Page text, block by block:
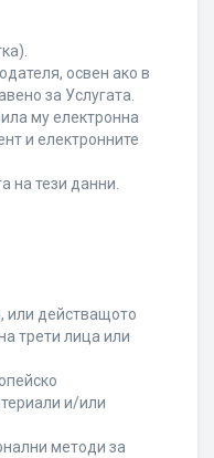
освен ако в
за Услугата.
му електронна
и електронните
на тези данни.
или действащото
трети лица или
и/или
методи за